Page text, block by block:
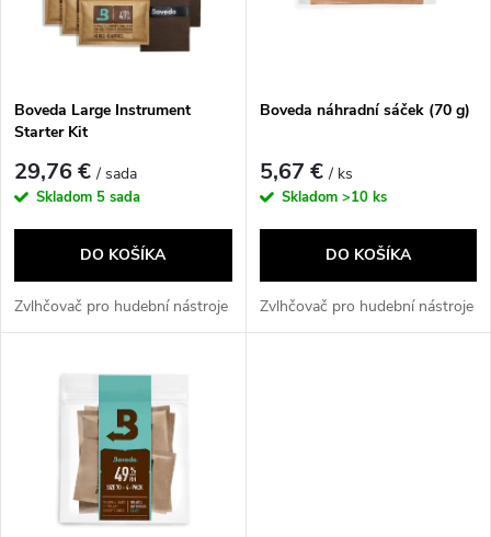
e
p
r
o
d
s
p
r
d
Boveda Large Instrument
Starter Kit
29,76 €/ sada
Skladom 5 sada
DO KOŠÍKA
Zvlhčovač pro hudební nástroje
Boveda náhradní sáček (70 g)
5,67 €/ ks
Skladom >10 ks
DO KOŠÍKA
Zvlhčovač pro hudební nástroje